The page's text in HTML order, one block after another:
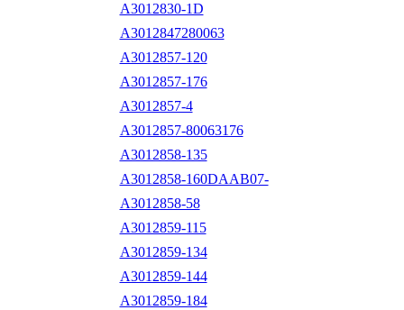
A3012830-1D
A3012847280063
A3012857-120
A3012857-176
A3012857-4
A3012857-80063176
A3012858-135
A3012858-160DAAB07-
A3012858-58
A3012859-115
A3012859-134
A3012859-144
A3012859-184